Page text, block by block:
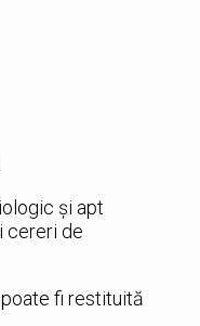
și apt
cereri de
fi restituită